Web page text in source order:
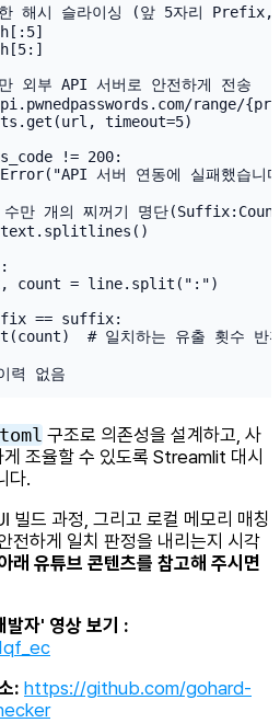
해시 슬라이싱 (앞 5자리
외부 API 서버로 안전하게 전송
range/
timeout=5)
!= 200:
서버 연동에 실패했습니
만 개의 찌꺼기 명단
count = line.split(":")
== suffix:
# 일치하는 유출 횟수 반
력 없음
구조로 의존성을 설계하고, 사
조율할 수 있도록 Streamlit 대시
다.
빌드 과정, 그리고 로컬 메모리 매칭
전하게 일치 판정을 내리는지 시각
래 유튜브 콘텐츠를 참고해 주시면
발자' 영상 보기 :
: https://github.com/gohard-